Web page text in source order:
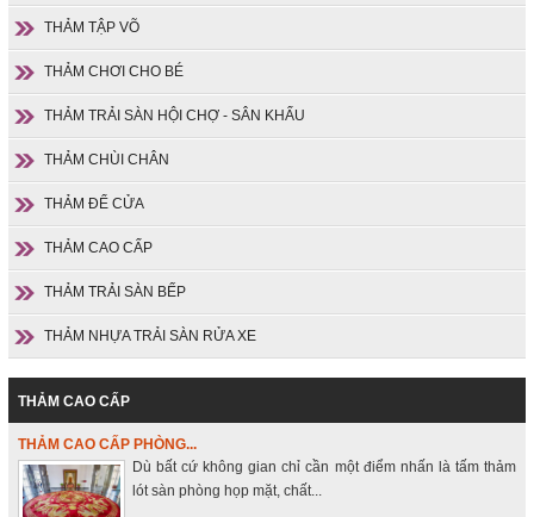
THẢM TẬP VÕ
THẢM CHƠI CHO BÉ
THẢM TRẢI SÀN HỘI CHỢ - SÂN KHẤU
THẢM CHÙI CHÂN
THẢM ĐỂ CỬA
THẢM CAO CẤP
THẢM TRẢI SÀN BẾP
THẢM NHỰA TRẢI SÀN RỬA XE
THẢM CAO CẤP
THẢM CAO CẤP PHÒNG...
Dù bất cứ không gian chỉ cần một điểm nhấn là tấm thảm
lót sàn phòng họp mặt, chất...